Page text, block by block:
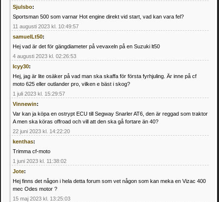
Sjulsbo:
Sportsman 500 som varnar Hot engine direkt vid start, vad kan vara fel?
11 augusti 2023 kl. 10:49:57
samuelLt50:
Hej vad är det för gängdiameter på vevaxeln på en Suzuki lt50
4 augusti 2023 kl. 02:26:53
Icyy30:
Hej, jag är lite osäker på vad man ska skaffa för första fyrhjuling. Är inne på cf
moto 625 eller outlander pro, vilken e bäst i skog?
1 juli 2023 kl. 15:29:57
Vinnewin:
Var kan ja köpa en ostrypt ECU till Segway Snarler AT6, den är reggad som traktor
A men ska köras offroad och vill att den ska gå fortare än 40?
22 juni 2023 kl. 14:22:20
kenthas:
Trimma cf-moto
1 juni 2023 kl. 11:38:02
Jote:
Hej finns det någon i hela detta forum som vet någon som kan meka en Vizac 400
mec Odes motor ?
15 maj 2023 kl. 13:25:03